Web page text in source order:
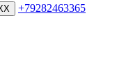
+79282463365